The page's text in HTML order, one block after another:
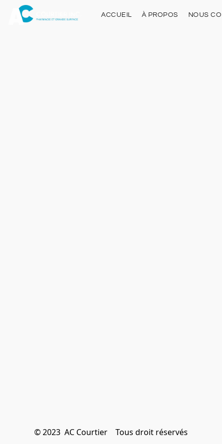
ACCUEIL À PROPOS NOUS
© 2023  AC Courtier    Tous droit réservés